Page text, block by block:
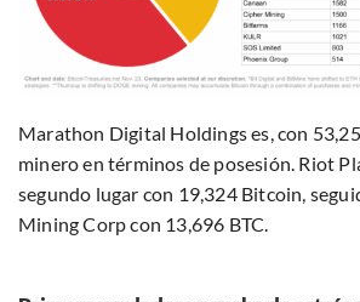
Marathon Digital Holdings es, con
minero en términos de posesión. Riot
segundo lugar con 19,324 Bitcoin,
Mining Corp con 13,696 BTC.